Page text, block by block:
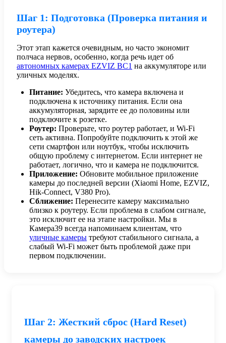
Шаг 1: Подготовка (Проверка питания и
роутера)
Этот этап кажется очевидным, но часто экономит
полчаса нервов, особенно, когда речь идет об
автономных камерах EZVIZ BC1 на аккумуляторе или
уличных моделях.
Питание: Убедитесь, что камера включена и
подключена к источнику питания. Если она
аккумуляторная, зарядите ее до половины или
подключите к розетке.
Роутер: Проверьте, что роутер работает, и Wi-Fi
сеть активна. Попробуйте подключить к этой же
сети смартфон или ноутбук, чтобы исключить
общую проблему с интернетом. Если интернет не
работает, логично, что и камера не подключится.
Приложение: Обновите мобильное приложение
камеры до последней версии (Xiaomi Home, EZVIZ,
Hik-Connect, V380 Pro).
Сближение: Перенесите камеру максимально
близко к роутеру. Если проблема в слабом сигнале,
это исключит ее на этапе настройки. Мы в
Камера39 всегда напоминаем клиентам, что
уличные камеры требуют стабильного сигнала, а
слабый Wi-Fi может быть проблемой даже при
первом подключении.
Шаг 2: Жесткий сброс (Hard Reset)
камеры до заводских настроек